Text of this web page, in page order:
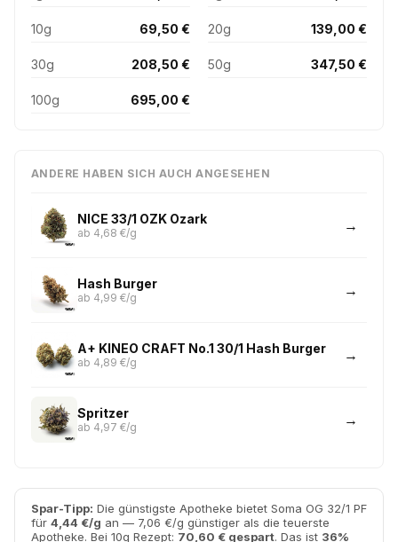
10g 69,50 € 20g 139,00 €
30g 208,50 € 50g 347,50 €
100g 695,00 €
ANDERE HABEN SICH AUCH ANGESEHEN
NICE 33/1 OZK Ozark
ab 4,68 €/g
Hash Burger
ab 4,99 €/g
A+ KINEO CRAFT No.1 30/1 Hash Burger
ab 4,89 €/g
Spritzer
ab 4,97 €/g
Spar-Tipp: Die günstigste Apotheke bietet Soma OG 32/1 PF
für 4,44 €/g an — 7,06 €/g günstiger als die teuerste
Apotheke. Bei 10g Rezept: 70,60 € gespart. Das ist 36%